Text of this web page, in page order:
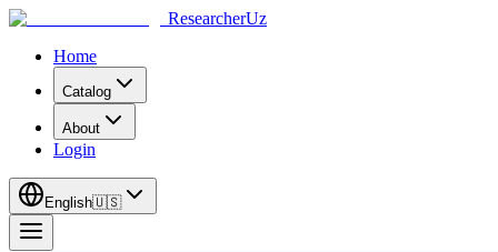
ResearcherUz
Home
Catalog
About
Login
English🇺🇸